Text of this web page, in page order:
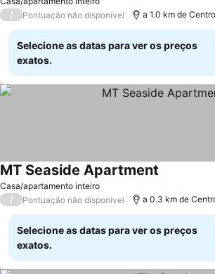
/
Pontuação não disponível a 1.0 km de
Selecione as datas para ver os preços
exatos.
Casa/apartamento inteiro
MT Seaside Apartment
/ Pontuação não disponível a 0.3 km de
Selecione as datas para ver os preços
exatos.